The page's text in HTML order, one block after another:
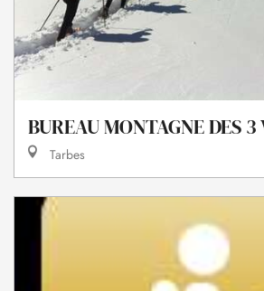
BUREAU MONTAGNE DES 3
Tarbes